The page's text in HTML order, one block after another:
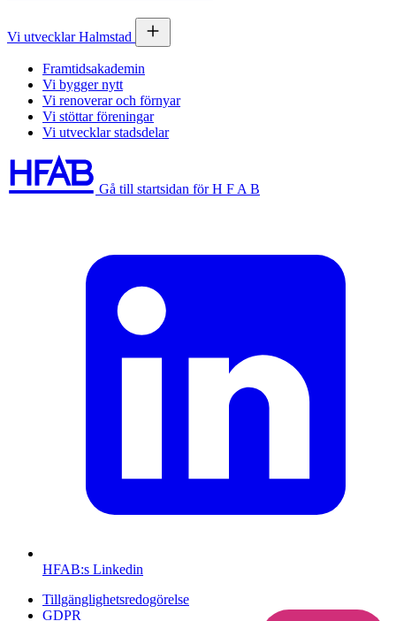
Vi utvecklar Halmstad
Framtidsakademin
Vi bygger nytt
Vi renoverar och förnyar
Vi stöttar föreningar
Vi utvecklar stadsdelar
Gå till startsidan för H F A B
HFAB:s Linkedin
Tillgänglighetsredogörelse
GDPR